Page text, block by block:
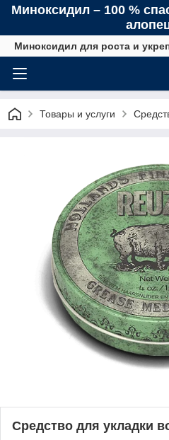
Миноксидил – 100 %
Миноксидил для роста и
Товары и услуги
Средство для укладки